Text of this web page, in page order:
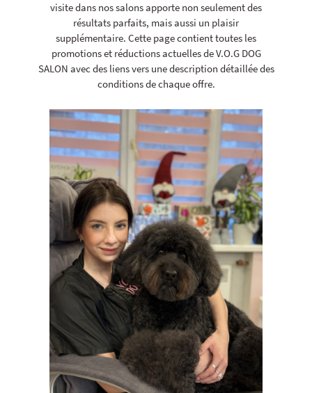
visite dans nos salons apporte non seulement des
résultats parfaits, mais aussi un plaisir
supplémentaire. Cette page contient toutes les
promotions et réductions actuelles de V.O.G DOG
SALON avec des liens vers une description détaillée des
conditions de chaque offre.